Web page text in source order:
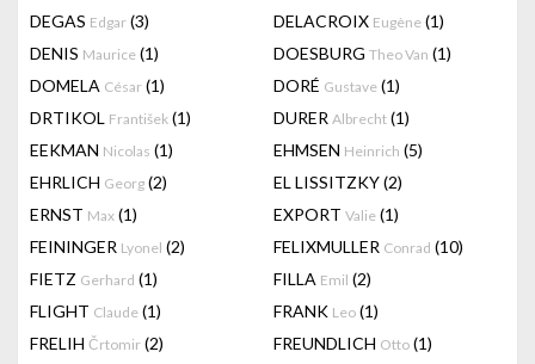
DEGAS Edgar (3) DELACROIX Eugène (1)
DENIS Maurice (1) DOESBURG Theo Van (1)
DOMELA César (1) DORÉ Gustave (1)
DRTIKOL František (1) DURER Albrecht (1)
EEKMAN Nicolas (1) EHMSEN Heinrich (5)
EHRLICH Georg (2) EL LISSITZKY(2)
ERNST Max (1) EXPORT Valie (1)
FEININGER Lyonel (2) FELIXMULLER Conrad (10)
FIETZ Gerhard (1) FILLA Emil (2)
FLIGHT Claude (1) FRANK Leo (1)
FRELIH Črtomir (2) FREUNDLICH Otto (1)